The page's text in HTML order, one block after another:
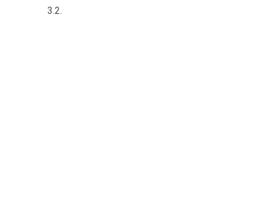
3.2.